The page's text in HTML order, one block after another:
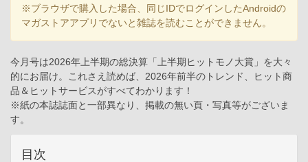
※ブラウザで購入した場合、同じIDでログインしたAndroidの
マガストアアプリでないと雑誌を読むことができません。
今月号は2026年上半期の総決算「上半期ヒットモノ大賞」を大々
的にお届け。これさえ読めば、2026年前半のトレンド、ヒット商
品＆ヒットサービスがすべてわかります！
※紙の本誌誌面と一部異なり、掲載の無い頁・写真等がございま
す。
目次